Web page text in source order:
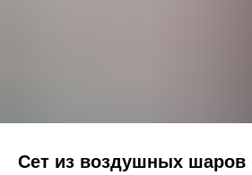
Сет из воздушных